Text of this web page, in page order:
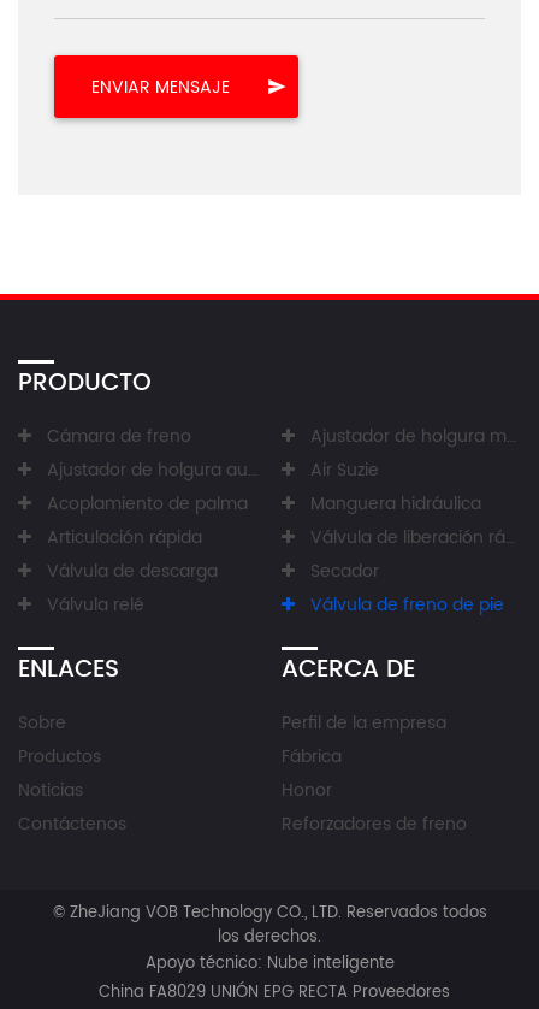
PRODUCTO
Cámara de freno
Ajustador de holgura manual
Ajustador de holgura automático
Air Suzie
Acoplamiento de palma
Manguera hidráulica
Articulación rápida
Válvula de liberación rápida
Válvula de descarga
Secador
Válvula relé
Válvula de freno de pie
ENLACES
Sobre
Productos
Noticias
Contáctenos
ACERCA DE
Perfil de la empresa
Fábrica
Honor
Reforzadores de freno
©ZheJiang VOB Technology CO., LTD. Reservados todos
los derechos.
Apoyo técnico: Nube inteligente
China FA8029 UNIÓN EPG RECTA Proveedores